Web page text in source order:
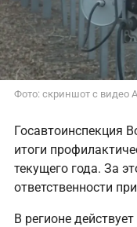
Фото: скриншот с видео
Госавтоинспекция
итоги
текущего года. За
ответственности
В регионе